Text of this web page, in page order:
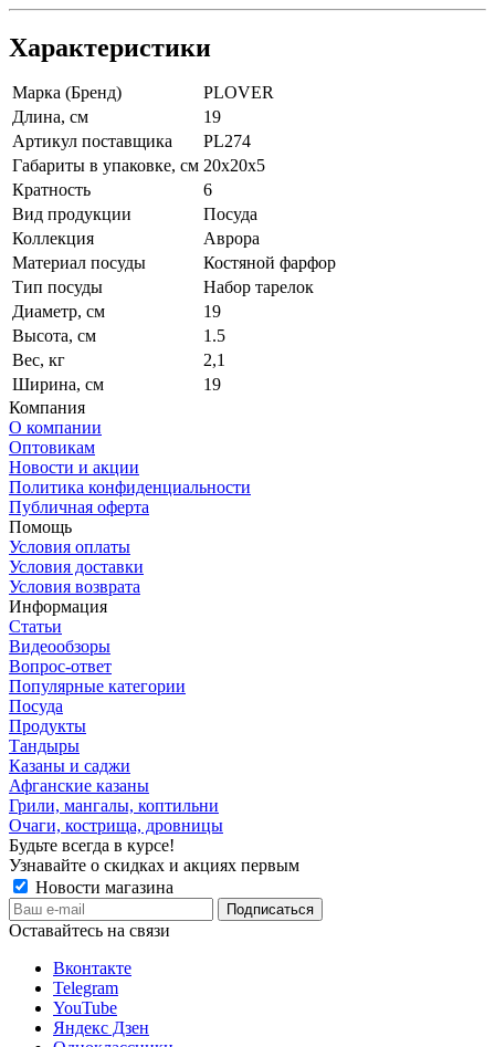
Характеристики
Марка (Бренд)
PLOVER
Длина, см
19
Артикул поставщика
PL274
Габариты в упаковке, см 20х20х5
Кратность
6
Вид продукции
Посуда
Коллекция
Аврора
Материал посуды
Костяной фарфор
Тип посуды
Набор тарелок
Диаметр, см
19
Высота, см
1.5
Вес, кг
2,1
Ширина, см
19
Компания
О компании
Оптовикам
Новости и акции
Политика конфиденциальности
Публичная оферта
Помощь
Условия оплаты
Условия доставки
Условия возврата
Информация
Статьи
Видеообзоры
Вопрос-ответ
Популярные категории
Посуда
Продукты
Тандыры
Казаны и саджи
Афганские казаны
Грили, мангалы, коптильни
Очаги, кострища, дровницы
Будьте всегда в курсе!
Узнавайте о скидках и акциях первым
Новости магазина
Оставайтесь на связи
Вконтакте
Telegram
YouTube
Яндекс Дзен